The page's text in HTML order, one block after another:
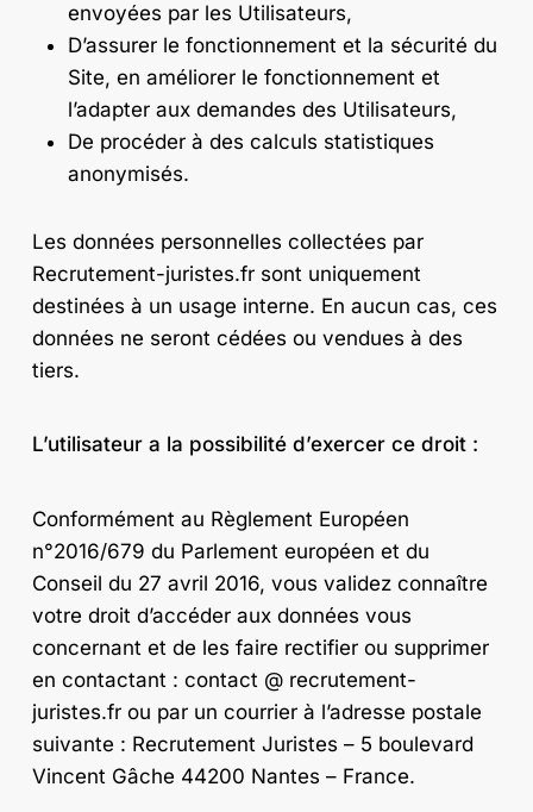
envoyées par les Utilisateurs,
D’assurer le fonctionnement et la sécurité du
Site, en améliorer le fonctionnement et
l’adapter aux demandes des Utilisateurs,
De procéder à des calculs statistiques
anonymisés.
Les données personnelles collectées par
Recrutement-juristes.fr sont uniquement
destinées à un usage interne. En aucun cas, ces
données ne seront cédées ou vendues à des
tiers.
L’utilisateur a la possibilité d’exercer ce droit :
Conformément au Règlement Européen
n°2016/679 du Parlement européen et du
Conseil du 27 avril 2016, vous validez connaître
votre droit d’accéder aux données vous
concernant et de les faire rectifier ou supprimer
en contactant : contact @ recrutement-
juristes.fr ou par un courrier à l’adresse postale
suivante : Recrutement Juristes – 5 boulevard
Vincent Gâche 44200 Nantes – France.